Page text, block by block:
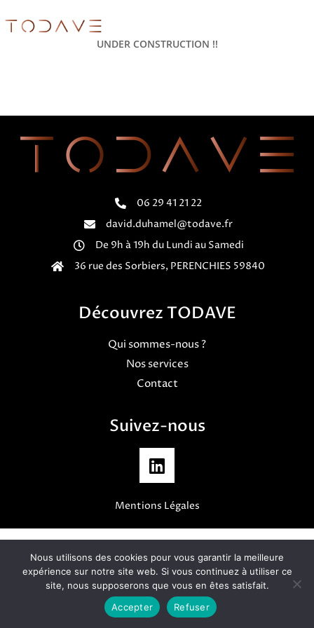
UNDER CONSTRUCTION !!
06 29 41 21 22
david.duhamel@todave.fr
De 9h à 19h du Lundi au Samedi
36 rue des Sorbiers, PERENCHIES 59840
Découvrez TODAVE
Qui sommes-nous ?
Nos services
Contact
Suivez-nous
Mentions Légales
Nous utilisons des cookies pour vous garantir la meilleure
expérience sur notre site web. Si vous continuez à utiliser ce
site, nous supposerons que vous en êtes satisfait.
Accepter
Refuser